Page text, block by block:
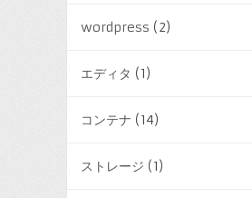
wordpress (2)
エディタ (1)
コンテナ (14)
ストレージ (1)